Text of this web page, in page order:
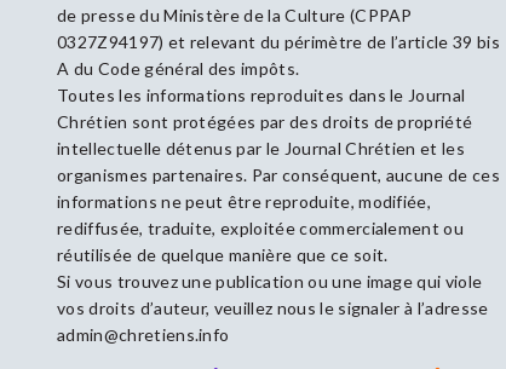
de presse du Ministère de la Culture (CPPAP
0327Z94197) et relevant du périmètre de l’article 39 bis
A du Code général des impôts.
Toutes les informations reproduites dans le Journal
Chrétien sont protégées par des droits de propriété
intellectuelle détenus par le Journal Chrétien et les
organismes partenaires. Par conséquent, aucune de ces
informations ne peut être reproduite, modifiée,
rediffusée, traduite, exploitée commercialement ou
réutilisée de quelque manière que ce soit.
Si vous trouvez une publication ou une image qui viole
vos droits d’auteur, veuillez nous le signaler à l’adresse
admin@chretiens.info